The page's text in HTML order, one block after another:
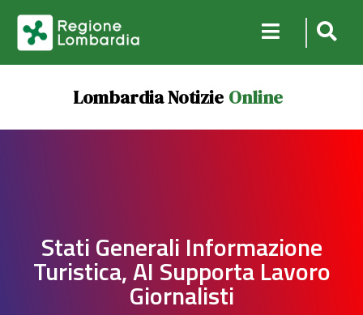
Lombardia Notizie Online
Stati Generali Informazione
Turistica, AI Supporta Lavoro
Giornalisti